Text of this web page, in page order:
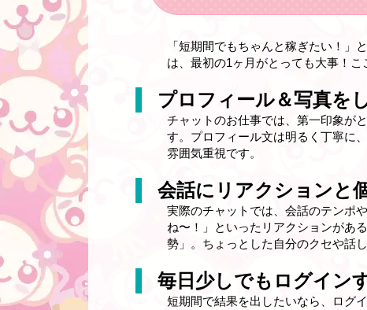
「短期間でもちゃんと稼ぎたい！
は、最初の1ヶ月がとっても大事！
プロフィール＆写真を
チャットのお仕事では、第一印象が
す。プロフィール文は明るく丁寧に
雰囲気重視です。
会話にリアクションと
実際のチャットでは、会話のテンポ
ね〜！」といったリアクションがあ
勢」。ちょっとした自分のクセや話
毎日少しでもログイン
短期間で結果を出したいなら、ログ